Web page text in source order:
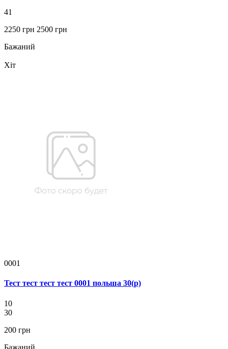
41
2250 грн 2500 грн
Бажаний
Хіт
0001
Тест тест тест тест 0001 польша 30(р)
10
30
200 грн
Бажаний